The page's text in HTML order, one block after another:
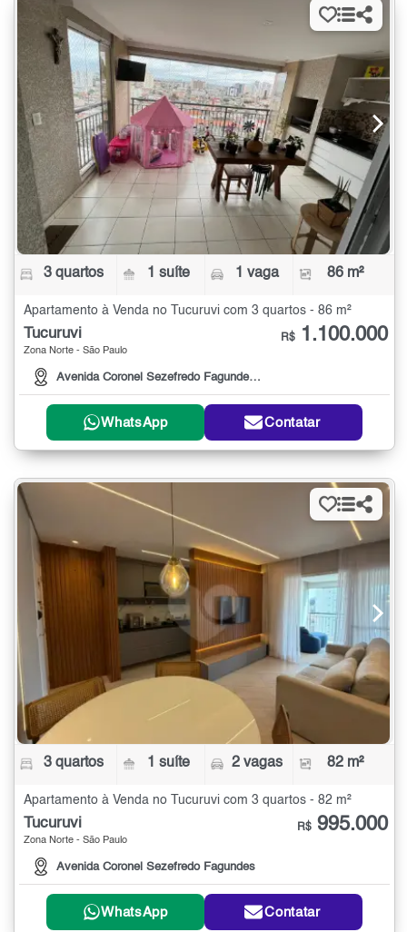
3 quartos 1 suíte 1 vaga 86 m²
Apartamento à Venda no Tucuruvi com 3 quartos - 86 m²
Tucuruvi
Zona Norte - São Paulo
Avenida Coronel Sezefredo Fagundes, 665
R$ 1.100.000
WhatsApp Contatar
3 quartos 1 suíte 2 vagas 82 m²
Apartamento à Venda no Tucuruvi com 3 quartos - 82 m²
Tucuruvi
Zona Norte - São Paulo
Avenida Coronel Sezefredo Fagundes
R$ 995.000
WhatsApp Contatar